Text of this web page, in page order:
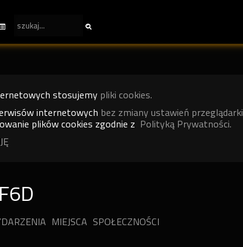
stosujemy pliki cookies.
internetowych bez zmiany ustawień przeglądarki
plików cookies zgodnie z Polityką Prywatności.
MIEJSCA SPOŁECZNOŚCI